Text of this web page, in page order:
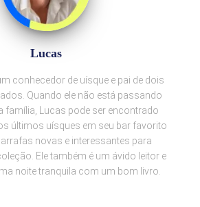
Lucas
conhecedor de uísque e pai de dois
Quando ele não está passando
família, Lucas pode ser encontrado
últimos uísques em seu bar favorito
novas e interessantes para
Ele também é um ávido leitor e
noite tranquila com um bom livro.